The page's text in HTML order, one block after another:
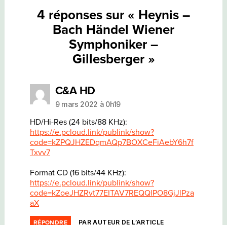
4 réponses sur « Heynis –
Bach Händel Wiener
Symphoniker –
Gillesberger »
C&A HDdit :
9 mars 2022 à 0h19
HD/Hi-Res (24 bits/88 KHz):
https://e.pcloud.link/publink/show?
code=kZPQJHZEDqmAQp7BOXCeFiAebY6h7f
Txvv7
Format CD (16 bits/44 KHz):
https://e.pcloud.link/publink/show?
code=kZoeJHZRvt77EITAV7REQQlPO8GjJlPza
aX
RÉPONDRE PAR AUTEUR DE L’ARTICLE